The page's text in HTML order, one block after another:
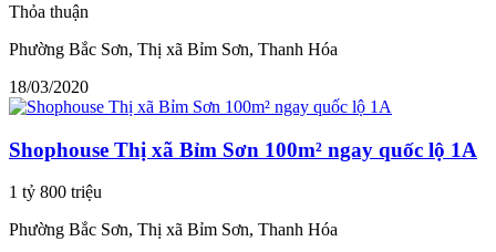
Thỏa thuận
Phường Bắc Sơn, Thị xã Bỉm Sơn, Thanh Hóa
18/03/2020
Shophouse Thị xã Bỉm Sơn 100m² ngay quốc lộ 1A
1 tỷ 800 triệu
Phường Bắc Sơn, Thị xã Bỉm Sơn, Thanh Hóa